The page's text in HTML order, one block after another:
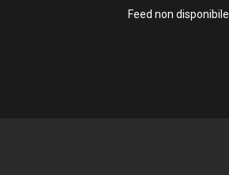
Feed non disponibile.